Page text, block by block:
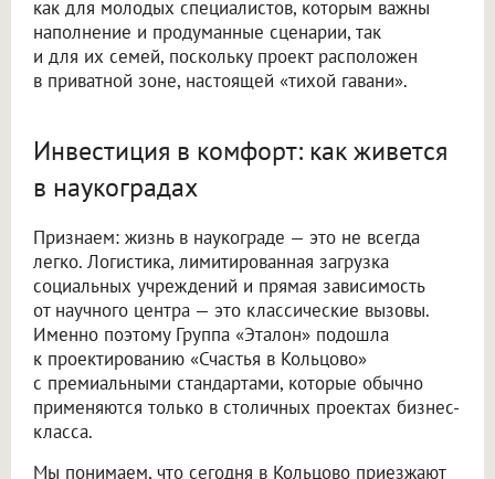
как для молодых специалистов, которым важны
наполнение и продуманные сценарии, так
и для их семей, поскольку проект расположен
в приватной зоне, настоящей «тихой гавани».
Инвестиция в комфорт: как живется
в наукоградах
Признаем: жизнь в наукограде — это не всегда
легко. Логистика, лимитированная загрузка
социальных учреждений и прямая зависимость
от научного центра — это классические вызовы.
Именно поэтому Группа «Эталон» подошла
к проектированию «Счастья в Кольцово»
с премиальными стандартами, которые обычно
применяются только в столичных проектах бизнес-
класса.
Мы понимаем, что сегодня в Кольцово приезжают